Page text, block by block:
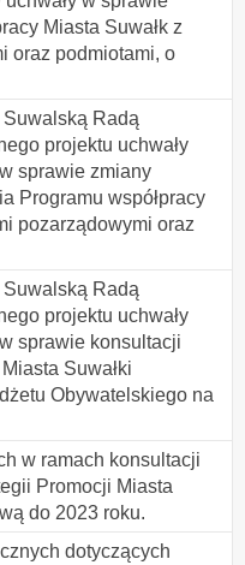
Miasta Suwałk z
oraz podmiotami, o
Suwalską Radą
projektu uchwały
sprawie zmiany
Programu współpracy
pozarządowymi oraz
Suwalską Radą
projektu uchwały
sprawie konsultacji
Suwałki
Obywatelskiego na
w ramach konsultacji
Promocji Miasta
do 2023 roku.
dotyczących